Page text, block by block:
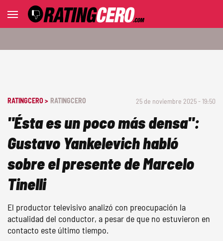
RATINGCERO > RATINGCERO 25 de noviembre 2025 - 19:50
"Ésta es un poco más densa":
Gustavo Yankelevich habló
sobre el presente de Marcelo
Tinelli
El productor televisivo analizó con preocupación la
actualidad del conductor, a pesar de que no estuvieron en
contacto este último tiempo.